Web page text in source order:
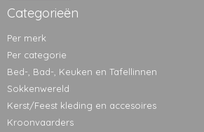
Categorieën
Per merk
Per categorie
Bed-, Bad-, Keuken en Tafellinnen
Sokkenwereld
Kerst/Feest kleding en accesoires
Kroonvaarders